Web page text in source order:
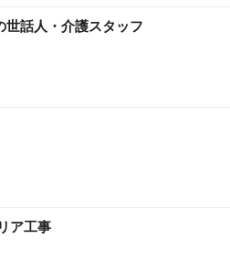
話人・介護スタッフ
ア工事